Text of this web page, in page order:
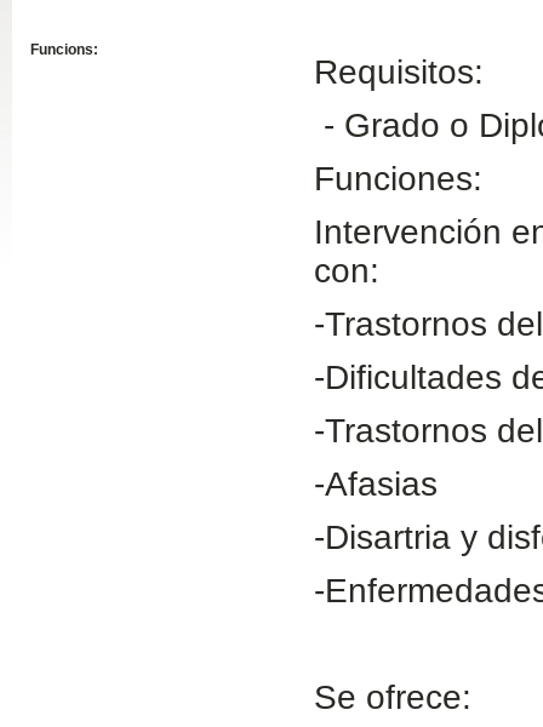
Funcions:
Requisitos:
- Grado o
Funciones:
Intervención
con:
-Trastornos
-Dificultades
-Trastornos
-Afasias
-Disartria y
-
Se ofrece: